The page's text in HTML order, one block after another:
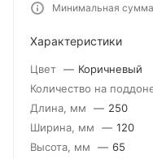
Минимальная
Характеристики
Цвет — Коричневый
Количество на
Длина, мм
— 250
Ширина, мм
— 120
Высота, мм
— 65